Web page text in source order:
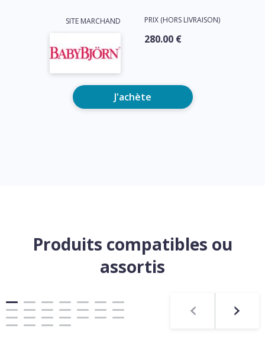
SITE MARCHAND PRIX (HORS LIVRAISON)
280.00 €
J'achète
Produits compatibles ou
assortis